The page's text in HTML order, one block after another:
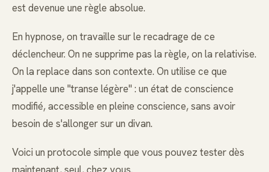
est devenue une règle absolue.
En hypnose, on travaille sur le recadrage de ce
déclencheur. On ne supprime pas la règle, on la relativise.
On la replace dans son contexte. On utilise ce que
j'appelle une "transe légère" : un état de conscience
modifié, accessible en pleine conscience, sans avoir
besoin de s'allonger sur un divan.
Voici un protocole simple que vous pouvez tester dès